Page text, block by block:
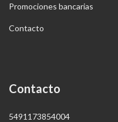
Promociones bancarias
Contacto
Contacto
5491173854004